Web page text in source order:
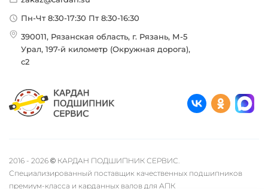
Пн-Чт 8:30-17:30 Пт 8:30-16:30
390011, Рязанская область, г. Рязань, М-5
Урал, 197-й километр (Окружная дорога),
с2
2016 - 2026 © КАРДАН ПОДШИПНИК СЕРВИС.
Специализированный поставщик качественных подшипников
премиум-класса и карданных валов для АПК